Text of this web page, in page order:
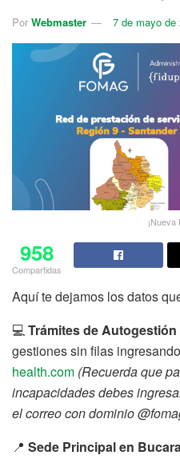
Por Webmaster 7 de mayo de
958
Compartidas
Aquí te dejamos los datos
💻Trámites de Autogestión
gestiones sin filas
health.com (Recuerda que
incapacidades debes
el correo con dominio
📍 Sede Principal en